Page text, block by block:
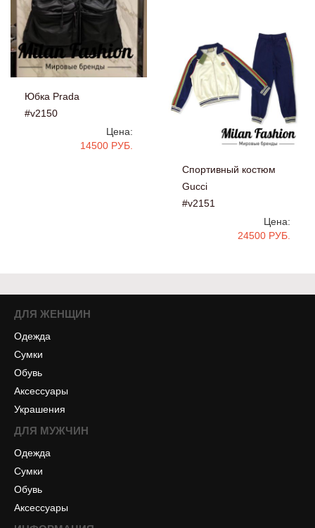
Юбка Prada
#v2150
Цена:
14500 РУБ.
Спортивный костюм
Gucci
#v2151
Цена:
24500 РУБ.
ДЛЯ ЖЕНЩИН
Одежда
Сумки
Обувь
Аксессуары
Украшения
ДЛЯ МУЖЧИН
Одежда
Сумки
Обувь
Аксессуары